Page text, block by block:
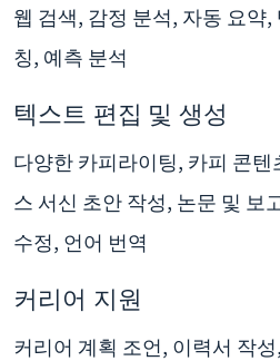
웹 검색, 감정 분석, 자동 요약
칭, 예측 분석
텍스트 편집 및 생성
다양한 카피라이팅, 카피 콘
스 서신 초안 작성, 논문 및 보
수정, 언어 번역
커리어 지원
커리어 계획 조언, 이력서 작